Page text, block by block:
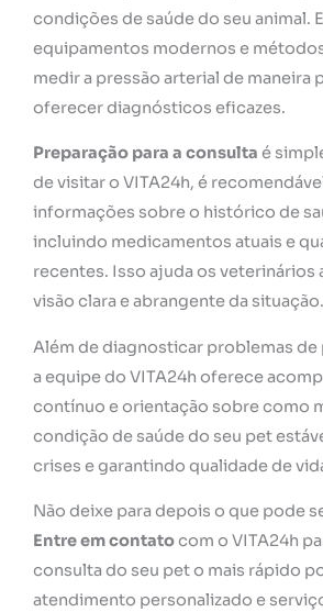
condições de saúde do seu animal.
equipamentos modernos e
medir a pressão arterial de maneira
oferecer diagnósticos eficazes.
Preparação para a consulta é
de visitar o VITA24h, é
informações sobre o histórico de
incluindo medicamentos atuais e
recentes. Isso ajuda os veterinários
visão clara e abrangente da situação.
Além de diagnosticar problemas de
a equipe do VITA24h oferece
contínuo e orientação sobre como
condição de saúde do seu pet
crises e garantindo qualidade de
Não deixe para depois o que pode
Entre em contatocom o VITA24h
consulta do seu pet o mais rápido
atendimento personalizado e